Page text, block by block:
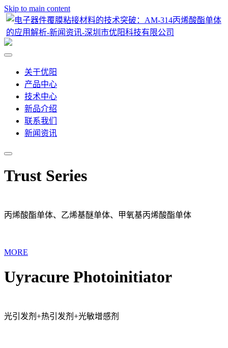
Skip to main content
关于优阳
产品中心
技术中心
新品介绍
联系我们
新闻资讯
Trust Series
丙烯酸酯单体、乙烯基醚单体、甲氧基丙烯酸酯单体
MORE
Uyracure Photoinitiator
光引发剂+热引发剂+光敏增感剂